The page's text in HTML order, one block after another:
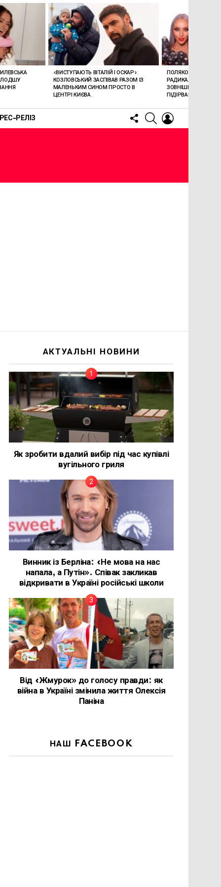
РЕЛІЗ
FOLLOW
US
SEARCH
«ВИСТУПАЮТЬ ВІТАЛІЙ І ОСКАР»:
КОЗЛОВСЬКИЙ ЗАСПІВАВ РАЗОМ ІЗ
МАЛЕНЬКИМ СИНОМ ПРОСТО В
ЦЕНТРІ КИЄВА.
ПОЛЯКОВА ВРАЗИЛА
РАДИКАЛЬНОЮ
ЗОВНІШНОСТІ:
ПІДІРВАВ МЕРЕЖУ
АКТУАЛЬНІ НОВИНИ
Як зробити вдалий вибір під час купівлі
вугільного гриля
Винник із Берліна: «Не мова на нас
напала, а Путін». Співак закликав
відкривати в Україні російські школи
Від «Жмурок» до голосу правди: як
війна в Україні змінила життя Олексія
Паніна
НАШ FACEBOOK